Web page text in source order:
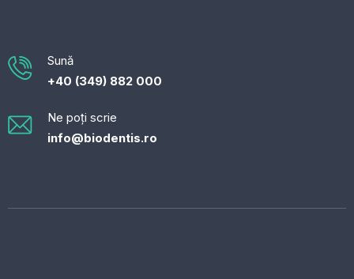
Sună
+40 (349) 882 000
Ne poți scrie
info@biodentis.ro